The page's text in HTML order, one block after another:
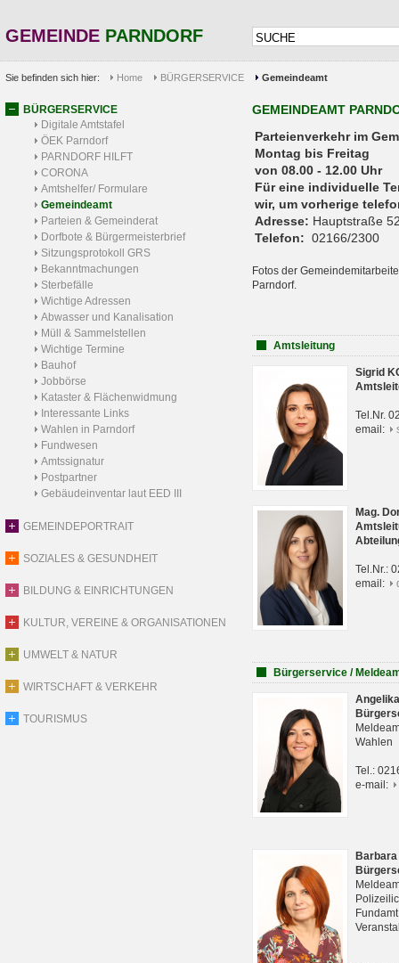
GEMEINDE PARNDORF
Sie befinden sich hier: Home BÜRGERSERVICE Gemeindeamt
BÜRGERSERVICE
Digitale Amtstafel
ÖEK Parndorf
PARNDORF HILFT
CORONA
Amtshelfer/ Formulare
Gemeindeamt
Parteien & Gemeinderat
Dorfbote & Bürgermeisterbrief
Sitzungsprotokoll GRS
Bekanntmachungen
Sterbefälle
Wichtige Adressen
Abwasser und Kanalisation
Müll & Sammelstellen
Wichtige Termine
Bauhof
Jobbörse
Kataster & Flächenwidmung
Interessante Links
Wahlen in Parndorf
Fundwesen
Amtssignatur
Postpartner
Gebäudeinventar laut EED III
GEMEINDEPORTRAIT
SOZIALES & GESUNDHEIT
BILDUNG & EINRICHTUNGEN
KULTUR, VEREINE & ORGANISATIONEN
UMWELT & NATUR
WIRTSCHAFT & VERKEHR
TOURISMUS
GEMEINDEAMT
Parteienverkehr
Montag bis Freitag
von 08.00 - 12.00 Uhr
Für eine individuelle
wir, um vorherige
Adresse: Hauptstraße
Telefon: 02166/2300
Fotos der
Parndorf.
Amtsleitung
Sigrid
Tel.Nr.
email:
Mag.
Tel.Nr.:
email:
Bürgerservice /
Wahlen
Tel.:
e-mail: